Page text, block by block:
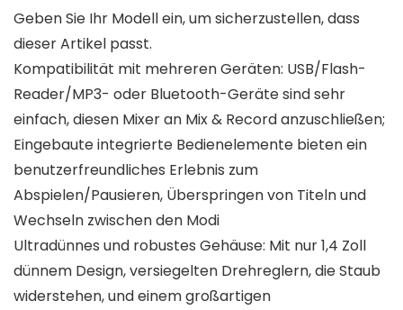
Geben Sie Ihr Modell ein, um sicherzustellen, dass
dieser Artikel passt.
Kompatibilität mit mehreren Geräten: USB/Flash-
Reader/MP3- oder Bluetooth-Geräte sind sehr
einfach, diesen Mixer an Mix & Record anzuschließen;
Eingebaute integrierte Bedienelemente bieten ein
benutzerfreundliches Erlebnis zum
Abspielen/Pausieren, Überspringen von Titeln und
Wechseln zwischen den Modi
Ultradünnes und robustes Gehäuse: Mit nur 1,4 Zoll
dünnem Design, versiegelten Drehreglern, die Staub
widerstehen, und einem großartigen